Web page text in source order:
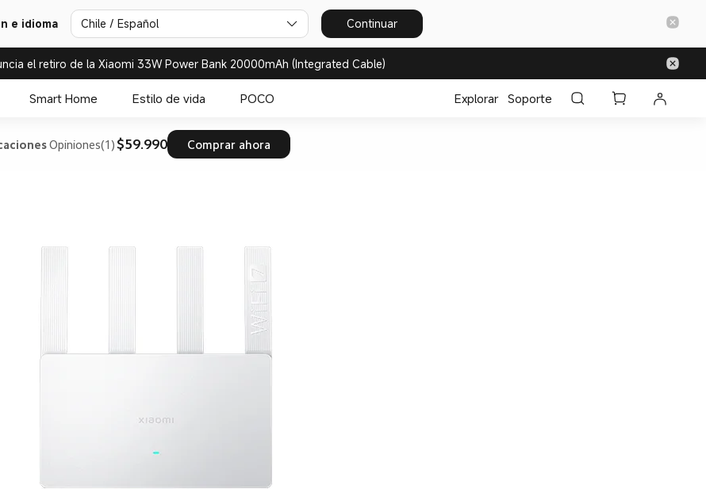
e idioma Chile / Español Continuar
el retiro de la Xiaomi 33W Power Bank 20000mAh (Integrated Cable)
Smart Home Estilo de vida POCO Explorar Soporte
Opiniones(1) $59.990 Comprar ahora